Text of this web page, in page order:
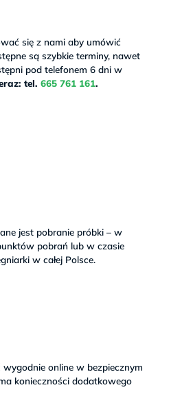
się z nami aby umówić
są szybkie terminy, nawet
pod telefonem 6 dni w
tel. 665 761 161.
jest pobranie próbki – w
pobrań lub w czasie
w całej Polsce.
online w bezpiecznym
konieczności dodatkowego